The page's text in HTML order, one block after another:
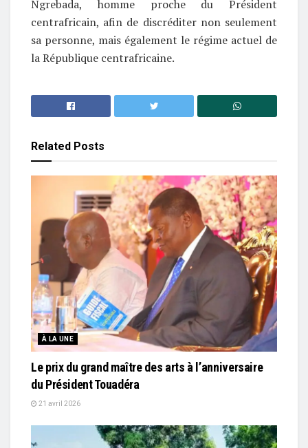
Ngrebada, homme proche du Président
centrafricain, afin de discréditer non seulement
sa personne, mais également le régime actuel de
la République centrafricaine.
Related Posts
À LA UNE
Le prix du grand maître des arts à l’anniversaire
du Président Touadéra
21 avril 2026